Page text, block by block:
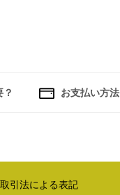
お支払い方法
引法による表記